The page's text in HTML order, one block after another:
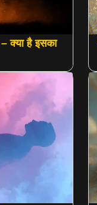
क्या है इसका